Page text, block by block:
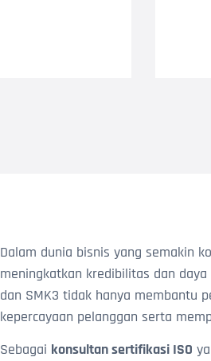
Dalam dunia bisnis yang semakin
meningkatkan kredibilitas dan daya
dan SMK3 tidak hanya membantu
kepercayaan pelanggan serta
Sebagai konsultan sertifikasi ISO